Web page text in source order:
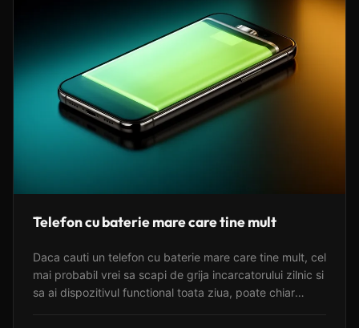
Telefon cu baterie mare care tine mult
Daca cauti un telefon cu baterie mare care tine mult, cel
mai probabil vrei sa scapi de grija incarcatorului zilnic si
sa ai dispozitivul functional toata ziua, poate chiar